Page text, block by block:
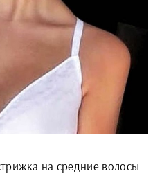
на средние волосы